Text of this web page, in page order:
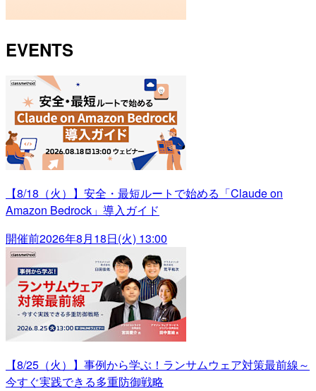
EVENTS
【8/18（火）】安全・最短ルートで始める「Claude on
Amazon Bedrock」導入ガイド
開催前2026年8月18日(火) 13:00
【8/25（火）】事例から学ぶ！ランサムウェア対策最前線～
今すぐ実践できる多重防御戦略